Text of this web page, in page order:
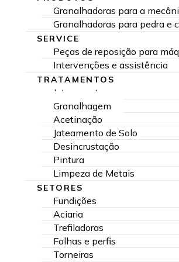
Granalhadoras para a
Granalhadoras para pedra e
SERVICE
Peças de reposição para
Intervenções e assistência
TRATAMENTOS
Jateamento
Granalhagem
Acetinação
Jateamento de Solo
Desincrustação
Pintura
Limpeza de Metais
SETORES
Fundições
Aciaria
Trefiladoras
Folhas e perfis
Torneiras